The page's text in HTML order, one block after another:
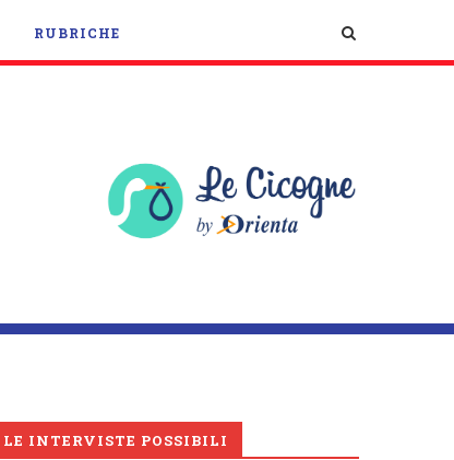
RUBRICHE
LE INTERVISTE POSSIBILI